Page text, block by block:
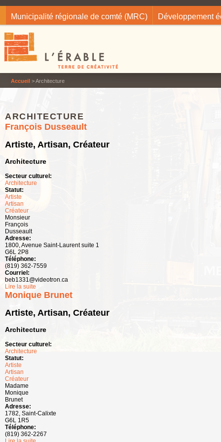
Municipalité régionale de comté (MRC) Développement
Accueil > Architecture
ARCHITECTURE
François Dusseault
Artiste, Artisan, Créateur
Architecture
Secteur culturel:
Architecture
Statut:
Artiste
Artisan
Créateur
Monsieur
François
Dusseault
Adresse:
1800, Avenue Saint-Laurent suite 1
G6L 2P8
Téléphone:
(819) 362-7559
Courriel:
beb1331@videotron.ca
Lire la suite
Monique Brunet
Artiste, Artisan, Créateur
Architecture
Secteur culturel:
Architecture
Statut:
Artiste
Artisan
Créateur
Madame
Monique
Brunet
Adresse:
1782, Saint-Calixte
G6L 1R5
Téléphone:
(819) 362-2267